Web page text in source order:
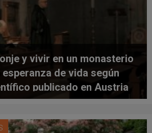
y vivir en un monasterio
esperanza de vida según
publicado en Austria